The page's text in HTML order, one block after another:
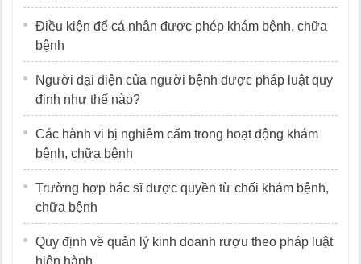
Điều kiện để cá nhân được phép khám bệnh, chữa
bệnh
Người đại diện của người bệnh được pháp luật quy
định như thế nào?
Các hành vi bị nghiêm cấm trong hoạt động khám
bệnh, chữa bệnh
Trường hợp bác sĩ được quyền từ chối khám bệnh,
chữa bệnh
Quy định về quản lý kinh doanh rượu theo pháp luật
hiện hành